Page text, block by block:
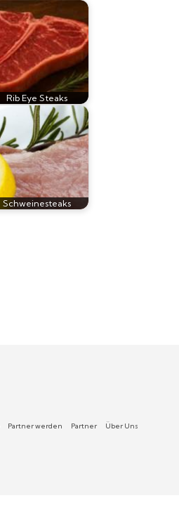
Rib Eye Steaks
Schweinesteaks
Partner werden Partner Über Uns